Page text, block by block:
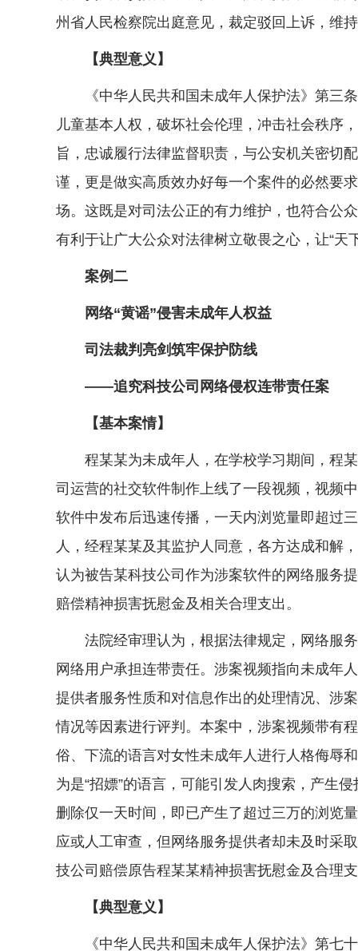
州省人民检察院出庭意见，裁定驳回上诉，维
【典型意义】
《中华人民共和国未成年人保护法》第三条
儿童基本人权，破坏社会伦理，冲击社会秩序
旨，忠诚履行法律监督职责，与公安机关密切
谨，更是做实高质效办好每一个案件的必然要
场。这既是对司法公正的有力维护，也符合公
有利于让广大公众对法律树立敬畏之心，让“天
案例二
网络“黄谣”侵害未成年人权益
司法裁判亮剑筑牢保护防线
——追究科技公司网络侵权连带责任案
【基本案情】
程某某为未成年人，在学校学习期间，程某
司运营的社交软件制作上线了一段视频，视频
软件中发布后迅速传播，一天内浏览量即超过
人，经程某某及其监护人同意，各方达成和解
认为被告某科技公司作为涉案软件的网络服务
赔偿精神损害抚慰金及相关合理支出。
法院经审理认为，根据法律规定，网络服务
网络用户承担连带责任。涉案视频指向未成年
提供者服务性质和对信息作出的处理情况、涉
情况等因素进行评判。本案中，涉案视频带有
俗、下流的语言对女性未成年人进行人格侮辱
为是“招嫖”的语言，可能引发人肉搜索，产生
删除仅一天时间，即已产生了超过三万的浏览
应或人工审查，但网络服务提供者却未及时采
技公司赔偿原告程某某精神损害抚慰金及合理
【典型意义】
《中华人民共和国未成年人保护法》第七十